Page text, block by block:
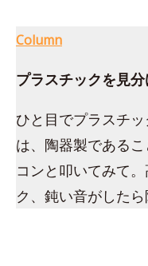
Column
プラスチックを見分
ひと目でプラスチ
は、陶器製である
コンと叩いてみて
ク、鈍い音がしたら